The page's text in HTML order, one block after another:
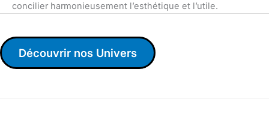
concilier harmonieusement l’esthétique et l’utile.
Découvrir nos Univers